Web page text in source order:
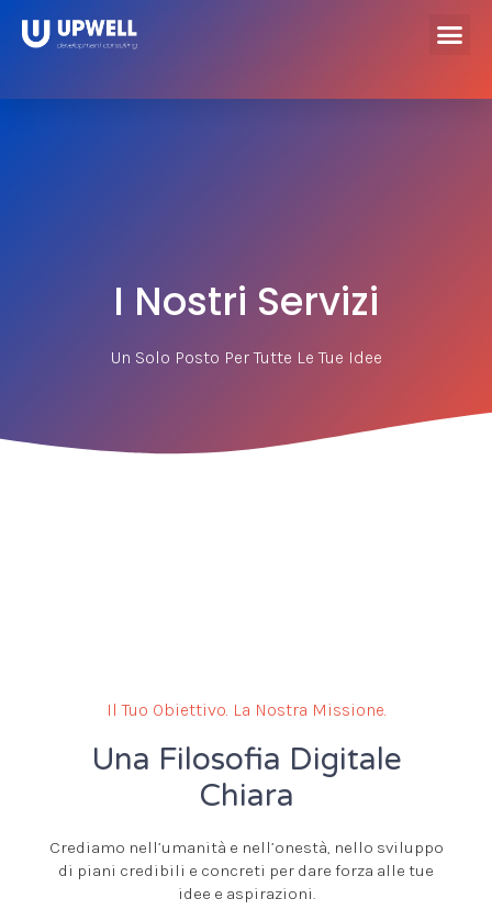
I Nostri Servizi
Un Solo Posto Per Tutte Le Tue Idee
Il Tuo Obiettivo. La Nostra Missione.
Una Filosofia Digitale
Chiara
Crediamo nell’umanità e nell’onestà, nello sviluppo
di piani credibili e concreti per dare forza alle tue
idee e aspirazioni.